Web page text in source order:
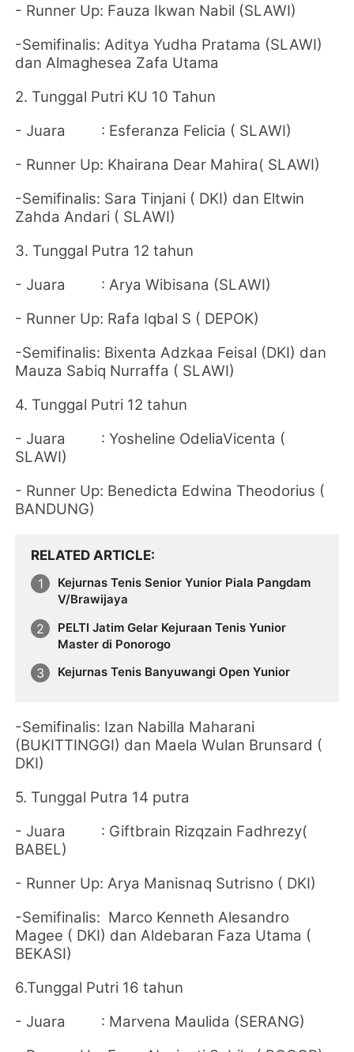
- Runner Up: Fauza Ikwan Nabil (SLAWI)
-Semifinalis: Aditya Yudha Pratama (SLAWI)
dan Almaghesea Zafa Utama
2. Tunggal Putri KU 10 Tahun
- Juara : Esferanza Felicia ( SLAWI)
- Runner Up: Khairana Dear Mahira( SLAWI)
-Semifinalis: Sara Tinjani ( DKI) dan Eltwin
Zahda Andari ( SLAWI)
3. Tunggal Putra 12 tahun
- Juara : Arya Wibisana (SLAWI)
- Runner Up: Rafa Iqbal S ( DEPOK)
-Semifinalis: Bixenta Adzkaa Feisal (DKI) dan
Mauza Sabiq Nurraffa ( SLAWI)
4. Tunggal Putri 12 tahun
- Juara : Yosheline OdeliaVicenta (
SLAWI)
- Runner Up: Benedicta Edwina Theodorius (
BANDUNG)
RELATED ARTICLE
Kejurnas Tenis Senior Yunior Piala Pangdam
V/Brawijaya
PELTI Jatim Gelar Kejuraan Tenis Yunior
Master di Ponorogo
Kejurnas Tenis Banyuwangi Open Yunior
-Semifinalis: Izan Nabilla Maharani
(BUKITTINGGI) dan Maela Wulan Brunsard (
DKI)
5. Tunggal Putra 14 putra
- Juara : Giftbrain Rizqzain Fadhrezy(
BABEL)
- Runner Up: Arya Manisnaq Sutrisno ( DKI)
-Semifinalis: Marco Kenneth Alesandro
Magee ( DKI) dan Aldebaran Faza Utama (
BEKASI)
6.Tunggal Putri 16 tahun
- Juara : Marvena Maulida (SERANG)